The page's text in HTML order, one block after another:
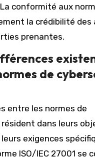
conformité aux
la crédibilité des
prenantes.
de
entre les normes de
dans leurs
exigences
ISO/IEC 27001 se